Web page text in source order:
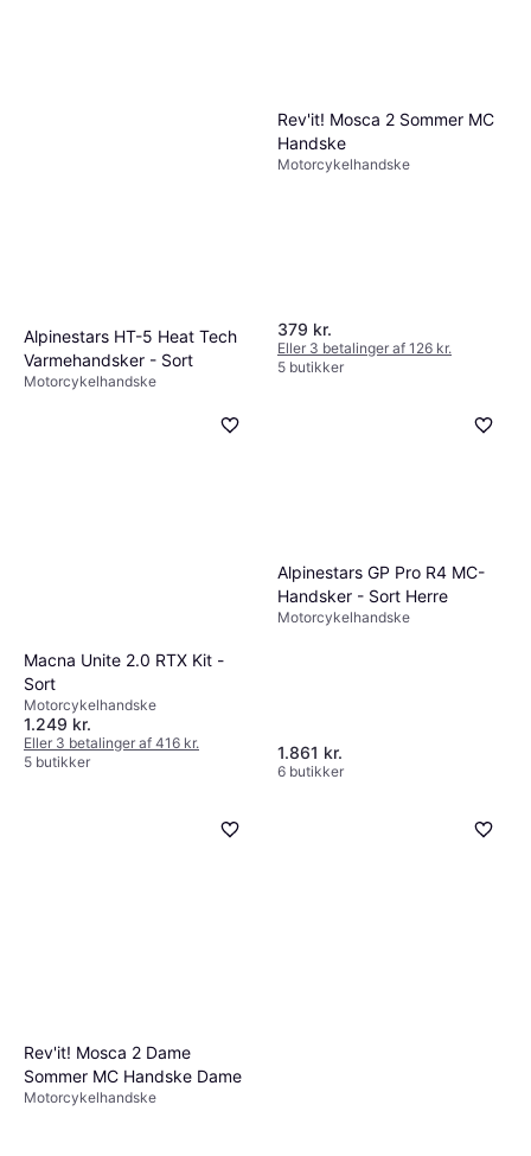
Alpinestars HT-5 Heat Tech
Varmehandsker - Sort
Motorcykelhandske
Rev'it! Mosca 2 Sommer MC
Handske
Motorcykelhandske
379 kr.
Eller 3 betalinger af 126 kr.
5 butikker
Macna Unite 2.0 RTX Kit -
Sort
Motorcykelhandske
1.249 kr.
Eller 3 betalinger af 416 kr.
5 butikker
Alpinestars GP Pro R4 MC-
Handsker - Sort Herre
Motorcykelhandske
1.861 kr.
6 butikker
Rev'it! Mosca 2 Dame
Sommer MC Handske Dame
Motorcykelhandske